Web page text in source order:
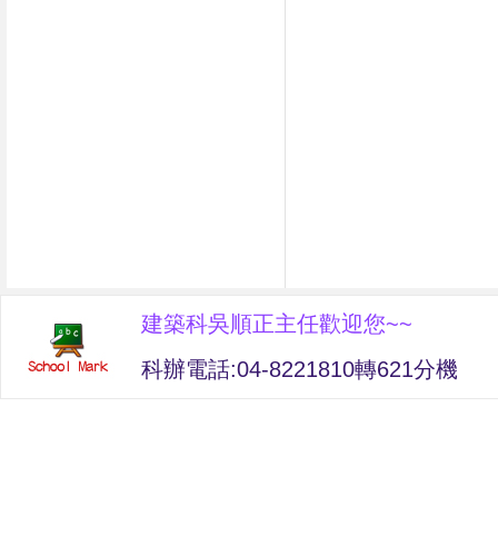
建築科吳順正主任歡迎您~~
科辦電話:04-8221810轉621分機